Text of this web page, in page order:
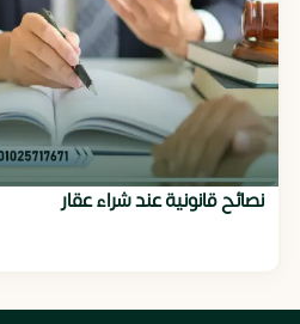
نصائح قانونية عند شراء عقار